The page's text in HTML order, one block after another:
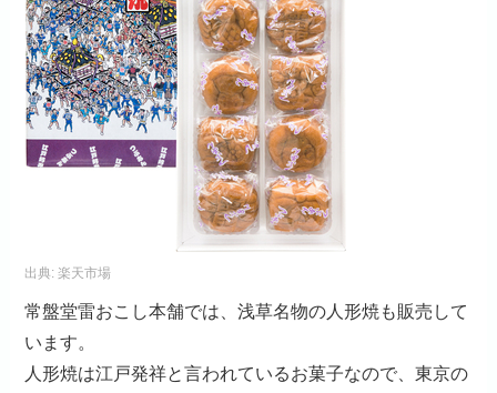
出典:楽天市場
常盤堂雷おこし本舗では、浅草名物の人形焼も販売して
います。
人形焼は江戸発祥と言われているお菓子なので、東京の